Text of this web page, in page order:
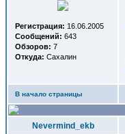
Регистрация: 16.06.2005
Сообщений: 643
Обзоров: 7
Откуда: Сахалин
В начало страницы
Nevermind_ekb